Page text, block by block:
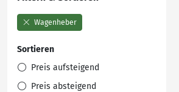
Wagenheber
Sortieren
Preis aufsteigend
Preis absteigend